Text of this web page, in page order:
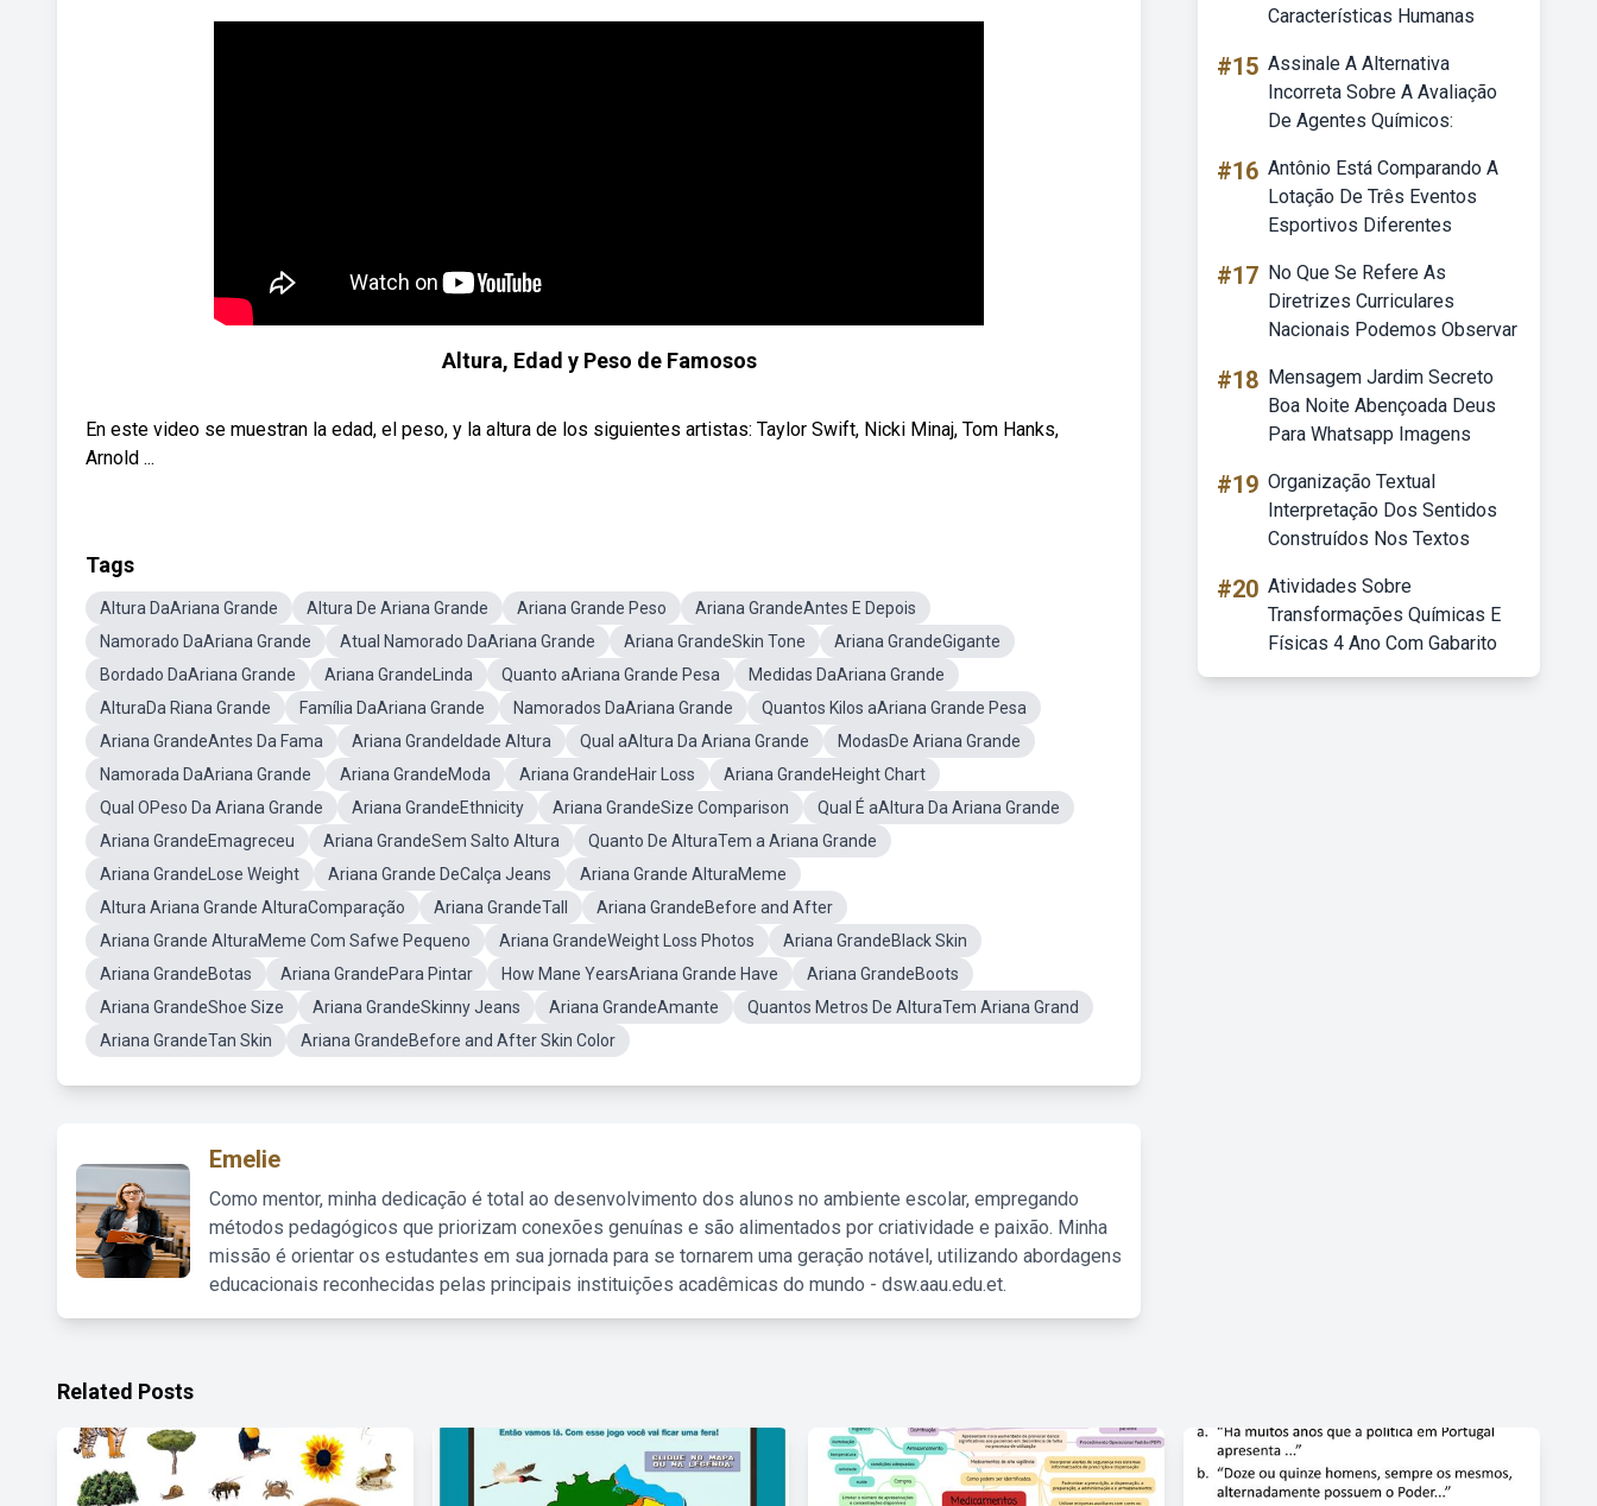
Altura, Edad y Peso de Famosos
En este video se muestran la edad, el peso, y la altura de los siguientes artistas: Taylor Swift, Nicki Minaj, Tom Hanks,
Arnold ...
Tags
Altura DaAriana Grande Altura De Ariana Grande Ariana Grande Peso
Ariana GrandeAntes E Depois
Namorado DaAriana Grande
Atual Namorado DaAriana Grande Ariana GrandeSkin Tone
Ariana GrandeGigante
Bordado DaAriana Grande
Ariana GrandeLinda Quanto aAriana Grande Pesa
Medidas DaAriana Grande
AlturaDa Riana Grande
Família DaAriana Grande Namorados DaAriana Grande
Quantos Kilos aAriana Grande Pesa
Ariana GrandeAntes Da Fama
Ariana GrandeIdade Altura Qual aAltura Da Ariana Grande
ModasDe Ariana Grande
Namorada DaAriana Grande
Ariana GrandeModa Ariana GrandeHair Loss
Ariana GrandeHeight Chart
Qual OPeso Da Ariana Grande
Ariana GrandeEthnicity Ariana GrandeSize Comparison
Qual É aAltura Da Ariana Grande
Ariana GrandeEmagreceu
Ariana GrandeSem Salto Altura
Quanto De AlturaTem a Ariana Grande
Ariana GrandeLose Weight
Ariana Grande DeCalça Jeans
Ariana Grande AlturaMeme
Altura Ariana Grande AlturaComparação
Ariana GrandeTall
Ariana GrandeBefore and After
Ariana Grande AlturaMeme Com Safwe Pequeno
Ariana GrandeWeight Loss Photos
Ariana GrandeBlack Skin
Ariana GrandeBotas
Ariana GrandePara Pintar How Mane YearsAriana Grande Have
Ariana GrandeBoots
Ariana GrandeShoe Size
Ariana GrandeSkinny Jeans Ariana GrandeAmante
Quantos Metros De AlturaTem Ariana Grand
Ariana GrandeTan Skin
Ariana GrandeBefore and After Skin Color
Emelie
Como mentor, minha dedicação é total ao desenvolvimento dos alunos no ambiente escolar, empregando
métodos pedagógicos que priorizam conexões genuínas e são alimentados por criatividade e paixão. Minha
missão é orientar os estudantes em sua jornada para se tornarem uma geração notável, utilizando abordagens
educacionais reconhecidas pelas principais instituições acadêmicas do mundo - dsw.aau.edu.et.
Características Humanas
#15 Assinale A Alternativa
Incorreta Sobre A Avaliação
De Agentes Químicos:
#16 Antônio Está Comparando A
Lotação De Três Eventos
Esportivos Diferentes
#17 No Que Se Refere As
Diretrizes Curriculares
Nacionais Podemos Observar
#18 Mensagem Jardim Secreto
Boa Noite Abençoada Deus
Para Whatsapp Imagens
#19 Organização Textual
Interpretação Dos Sentidos
Construídos Nos Textos
#20 Atividades Sobre
Transformações Químicas E
Físicas 4 Ano Com Gabarito
Related Posts